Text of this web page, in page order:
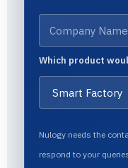
Which product
Nulogy needs the
respond to your